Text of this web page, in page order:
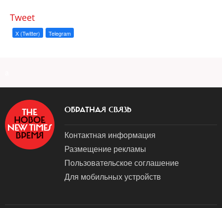
Tweet
X (Twitter) Telegram
ОБРАТНАЯ СВЯЗЬ
Контактная информация
Размещение рекламы
Пользовательское соглашение
Для мобильных устройств